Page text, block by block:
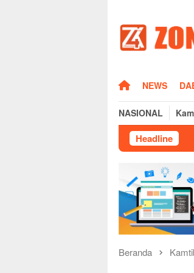
konten
HOMENEWS
NASIONAL
Headline
Beranda